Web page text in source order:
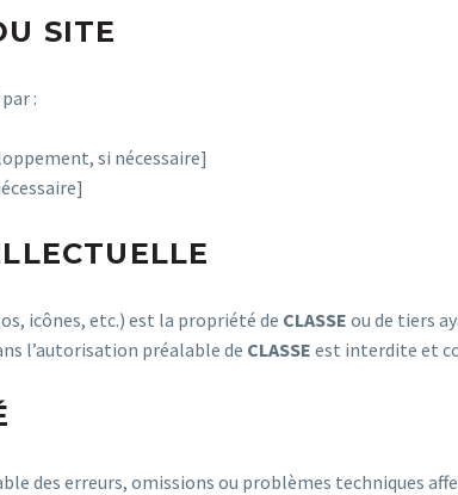
SITE
:
si nécessaire]
icônes, etc.) est la propriété de CLASSE ou de tiers
l’autorisation préalable de CLASSE est interdite et
des erreurs, omissions ou problèmes techniques